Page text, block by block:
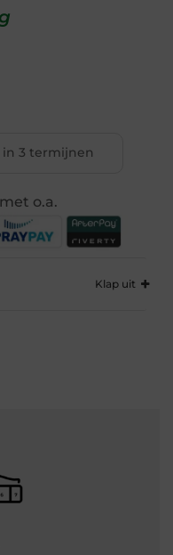
in 3 termijnen
o.a.